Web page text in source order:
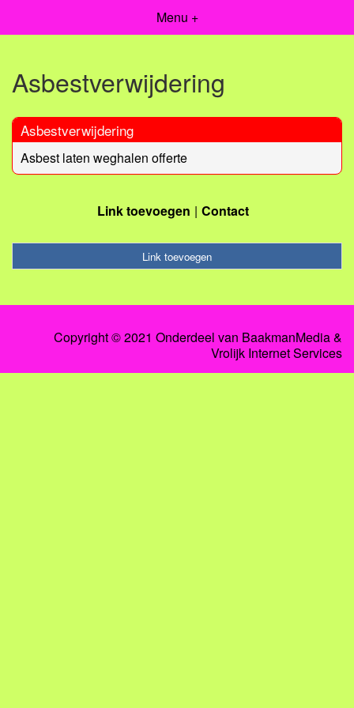
Menu +
Asbestverwijdering
Asbestverwijdering
Asbest laten weghalen offerte
Link toevoegen Contact
Link toevoegen
Copyright © 2021 Onderdeel van BaakmanMedia&
Vrolijk Internet Services